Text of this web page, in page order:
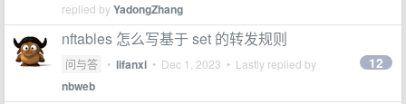
replied byYadongZhang
nftables 怎么写基于 set 的转发规则
问与答 • lifanxi • Dec 1, 2023 • Lastly replied by
nbweb
12